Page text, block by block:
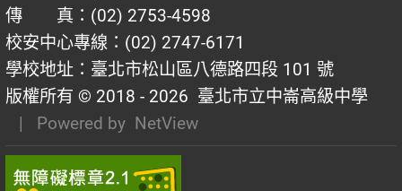
傳 真：(02) 2753-4598
校安中心專線：(02) 2747-6171
學校地址：臺北市松山區八德路四段 101 號
版權所有 © 2018 - 2026 臺北市立中崙高級中學
| Powered by NetView